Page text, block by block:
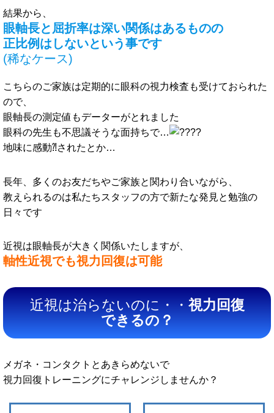
結果から、
眼軸長と屈折率は深い関係はあるものの
正比例はしないという事です
(稀なケース)
こちらのご家族は定期的に眼科の視力検査も受けておられた
ので、
眼軸長の測定値もデーターがとれました
眼科の先生も不思議そうな面持ちで…
地味に感動⁈されたとか…
長年、多くのお友だちやご家族と関わり合いながら、
教えられるのは私たちスタッフの方で新たな発見と勉強の
日々です
近視は眼軸長が大きく関係いたしますが、
軸性近視でも視力回復は可能
近視は治らないのに・・ 視力回復
できるの？
メガネ・コンタクトとあきらめないで
視力回復トレーニングにチャレンジしませんか？